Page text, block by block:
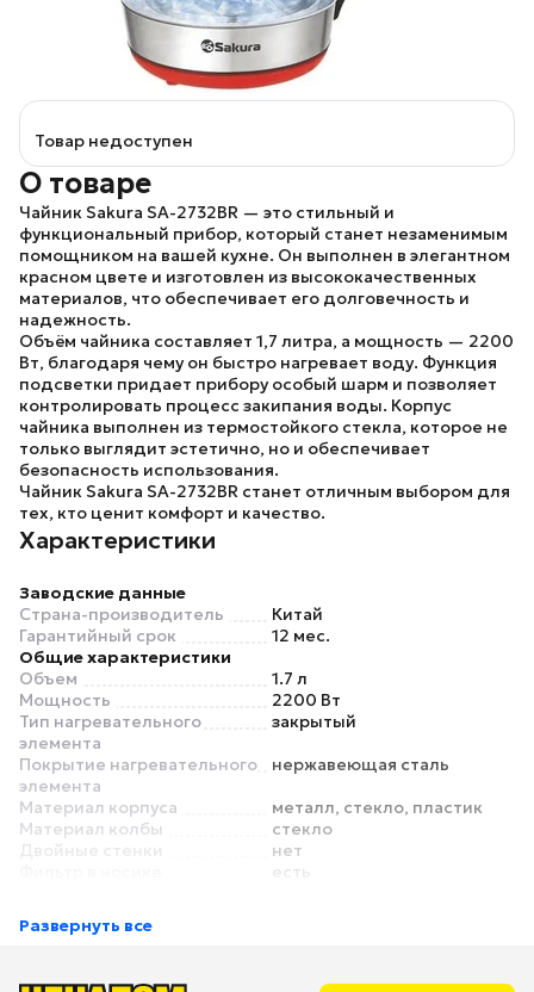
Товар недоступен
О товаре
Чайник Sakura SA-2732BR — это стильный и
функциональный прибор, который станет незаменимым
помощником на вашей кухне. Он выполнен в элегантном
красном цвете и изготовлен из высококачественных
материалов, что обеспечивает его долговечность и
надежность.
Объём чайника составляет 1,7 литра, а мощность — 2200
Вт, благодаря чему он быстро нагревает воду. Функция
подсветки придает прибору особый шарм и позволяет
контролировать процесс закипания воды. Корпус
чайника выполнен из термостойкого стекла, которое не
только выглядит эстетично, но и обеспечивает
безопасность использования.
Чайник Sakura SA-2732BR станет отличным выбором для
тех, кто ценит комфорт и качество.
Характеристики
Заводские данные
Страна-производитель
Китай
Гарантийный срок
12 мес.
Общие характеристики
Объем
1.7 л
Мощность
2200 Вт
Тип нагревательного
элемента
закрытый
Покрытие нагревательного
элемента
нержавеющая сталь
Материал корпуса
металл, стекло, пластик
Материал колбы
стекло
Двойные стенки
нет
есть
Управление
Управление со смартфона
Развернуть все